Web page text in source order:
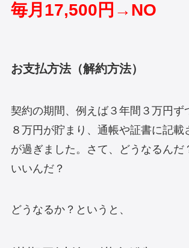
毎月17,500円→NO
お支払方法（解約方法）
契約の期間、例えば３年間３万円ず
８万円が貯まり、通帳や証書に記載
が過ぎました。さて、どうなるんだ
いいんだ？
どうなるか？というと、